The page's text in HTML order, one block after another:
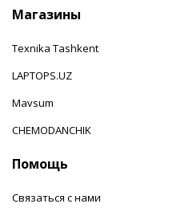
Магазины
Texnika Tashkent
LAPTOPS.UZ
Mavsum
CHEMODANCHIK
Помощь
Связаться с нами